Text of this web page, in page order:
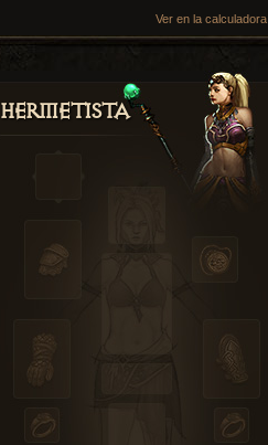
Ver en la calculadora
Hermetista